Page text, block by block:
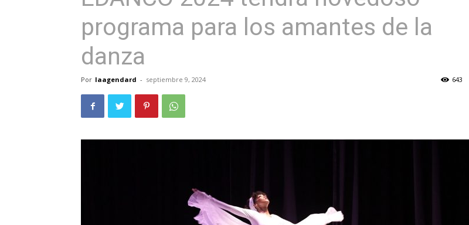
RD
programa para los amantes de la
danza
Por laagendard - septiembre 9, 2024 643